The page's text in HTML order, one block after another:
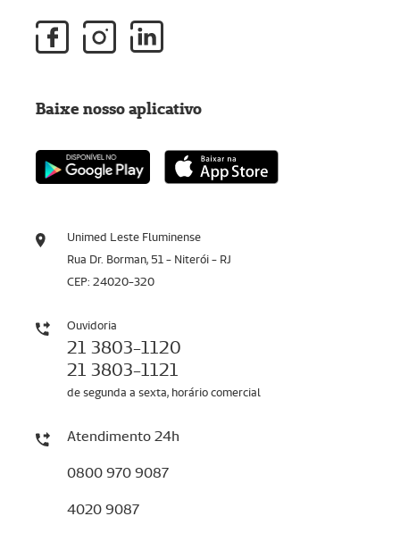
Unimed Leste Fluminense
Rua Dr. Borman, 51 - Niterói - RJ
CEP: 24020-320
Ouvidoria
21 3803-1120
21 3803-1121
de segunda a sexta, horário comercial
Atendimento 24h
0800 970 9087
4020 9087
Baixe nosso aplicativo